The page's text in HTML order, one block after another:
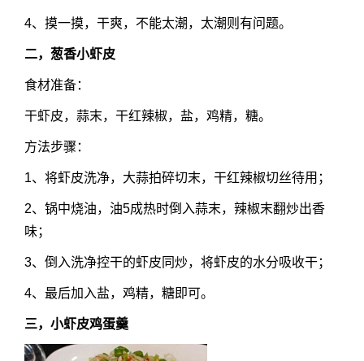
4、摸一摸，干爽，不能太潮，太潮则有问题。
二，葱香小虾皮
食材准备：
干虾皮，蒜末，干红辣椒，盐，鸡精，糖。
方法步骤：
1、将虾皮洗净，大蒜拍碎切末，干红辣椒切丝待用；
2、锅中烧油，油5成热时倒入蒜末，辣椒末翻炒出香
味；
3、倒入洗净控干的虾皮同炒，将虾皮的水分吸收干；
4、最后加入盐，鸡精，糖即可。
三，小虾皮鸡蛋羹